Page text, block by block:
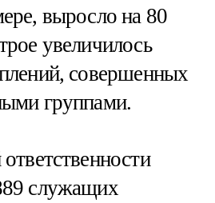
выросло на 80
увеличилось
совершенных
группами.
служащих